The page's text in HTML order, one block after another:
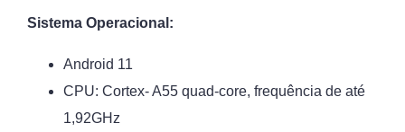
Sistema Operacional:
Android 11
CPU: Cortex- A55 quad-core, frequência de até
1,92GHz